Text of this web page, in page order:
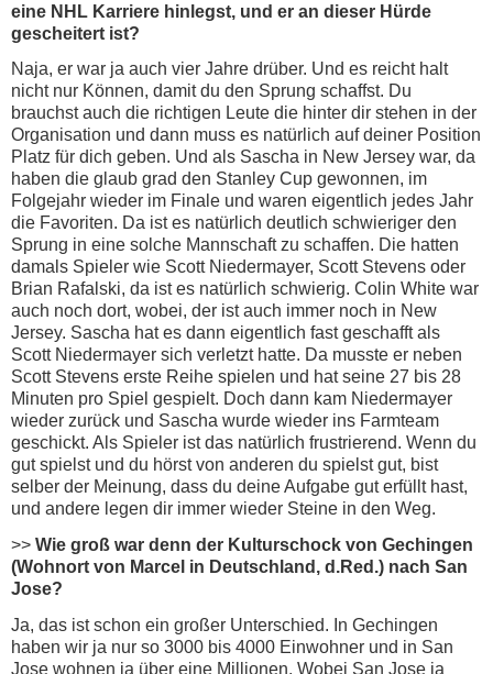
eine NHL Karriere hinlegst, und er an dieser Hürde
gescheitert ist?
Naja, er war ja auch vier Jahre drüber. Und es reicht halt
nicht nur Können, damit du den Sprung schaffst. Du
brauchst auch die richtigen Leute die hinter dir stehen in der
Organisation und dann muss es natürlich auf deiner Position
Platz für dich geben. Und als Sascha in New Jersey war, da
haben die glaub grad den Stanley Cup gewonnen, im
Folgejahr wieder im Finale und waren eigentlich jedes Jahr
die Favoriten. Da ist es natürlich deutlich schwieriger den
Sprung in eine solche Mannschaft zu schaffen. Die hatten
damals Spieler wie Scott Niedermayer, Scott Stevens oder
Brian Rafalski, da ist es natürlich schwierig. Colin White war
auch noch dort, wobei, der ist auch immer noch in New
Jersey. Sascha hat es dann eigentlich fast geschafft als
Scott Niedermayer sich verletzt hatte. Da musste er neben
Scott Stevens erste Reihe spielen und hat seine 27 bis 28
Minuten pro Spiel gespielt. Doch dann kam Niedermayer
wieder zurück und Sascha wurde wieder ins Farmteam
geschickt. Als Spieler ist das natürlich frustrierend. Wenn du
gut spielst und du hörst von anderen du spielst gut, bist
selber der Meinung, dass du deine Aufgabe gut erfüllt hast,
und andere legen dir immer wieder Steine in den Weg.
>> Wie groß war denn der Kulturschock von Gechingen
(Wohnort von Marcel in Deutschland, d.Red.) nach San
Jose?
Ja, das ist schon ein großer Unterschied. In Gechingen
haben wir ja nur so 3000 bis 4000 Einwohner und in San
Jose wohnen ja über eine Millionen. Wobei San Jose ja